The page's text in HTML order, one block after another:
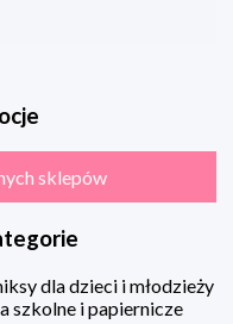
sklepów
dla dzieci i młodzieży
szkolne i papiernicze